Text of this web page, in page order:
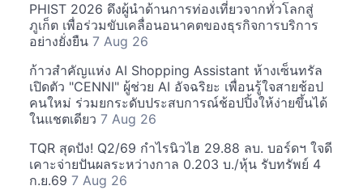
PHIST 2026 ดึงผู้นำด้านการท่องเที่ยวจากทั่วโลกสู่
ภูเก็ต เพื่อร่วมขับเคลื่อนอนาคตของธุรกิจการบริการ
อย่างยั่งยืน 7 Aug 26
ก้าวสำคัญแห่ง AI Shopping Assistant ห้างเซ็นทรัล
เปิดตัว "CENNI" ผู้ช่วย AI อัจฉริยะ เพื่อนรู้ใจสายช้อป
คนใหม่ ร่วมยกระดับประสบการณ์ช้อปปิ้งให้ง่ายขึ้นได้
ในแชตเดียว 7 Aug 26
TQR สุดปัง! Q2/69 กำไรนิวไฮ 29.88 ลบ. บอร์ดฯ ใจดี
เคาะจ่ายปันผลระหว่างกาล 0.203 บ./หุ้น รับทรัพย์ 4
ก.ย.69 7 Aug 26